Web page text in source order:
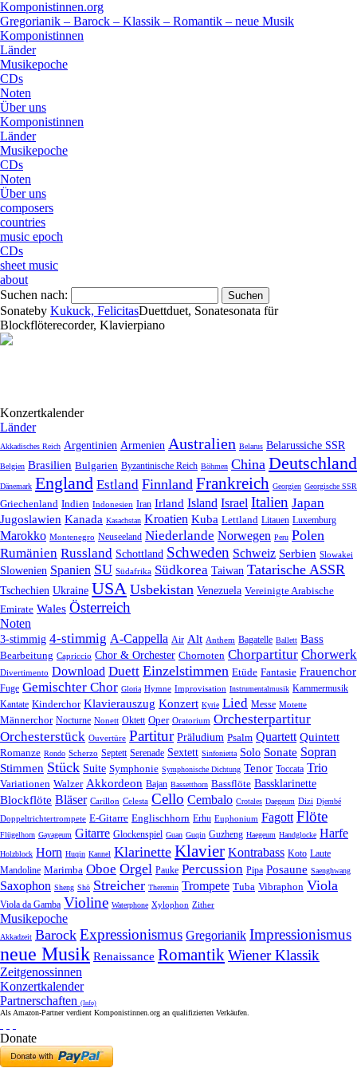
Komponistinnen.org
Gregorianik – Barock – Klassik – Romantik – neue Musik
Komponistinnen
Länder
Musikepoche
CDs
Noten
Über uns
Komponistinnen
Länder
Musikepoche
CDs
Noten
Über uns
composers
countries
music epoch
CDs
sheet music
about
Suchen nach:
Sonateby Kukuck, FelicitasDuettduet, Sonatesonata für
Blockflöterecorder, Klavierpiano
Konzertkalender
Länder
Akkadisches Reich Argentinien Armenien Australien Belarus Belarussiche SSR
Belgien Brasilien Bulgarien Byzantinische Reich Böhmen China Deutschland
Dänemark England Estland Finnland Frankreich Georgien Georgische SSR
Griechenland Indien Indonesien Iran Irland Island Israel Italien Japan
Jugoslawien Kanada Kasachstan Kroatien Kuba Lettland Litauen Luxemburg
Marokko Montenegro Neuseeland Niederlande Norwegen Peru Polen
Rumänien Russland Schottland Schweden Schweiz Serbien Slowakei
Slowenien Spanien SU Südafrika Südkorea Taiwan Tatarische ASSR
Tschechien Ukraine USA Usbekistan Venezuela Vereinigte Arabische
Emirate Wales Österreich
Noten
3-stimmig 4-stimmig A-Cappella Air Alt Anthem Bagatelle Ballett Bass
Bearbeitung Capriccio Chor & Orchester Chornoten Chorpartitur Chorwerk
Divertimento Download Duett Einzelstimmen Etüde Fantasie Frauenchor
Fuge Gemischter Chor Gloria Hymne Improvisation Instrumentalmusik Kammermusik
Kantate Kinderchor Klavierauszug Konzert Kyrie Lied Messe Motette
Männerchor Nocturne Nonett Oktett Oper Oratorium Orchesterpartitur
Orchesterstück Ouvertüre Partitur Präludium Psalm Quartett Quintett
Romanze Rondo Scherzo Septett Serenade Sextett Sinfonietta Solo Sonate Sopran
Stimmen Stück Suite Symphonie Symphonische Dichtung Tenor Toccata Trio
Variationen Walzer Akkordeon Bajan Bassetthorn Bassflöte Bassklarinette
Blockflöte Bläser Carillon Celesta Cello Cembalo Crotales Daegeum Dizi Djembé
Doppeltrichtertrompete E-Gitarre Englischhorn Erhu Euphonium Fagott Flöte
Flügelhorn Gayageum Gitarre Glockenspiel Guan Guqin Guzheng Haegeum Handglocke Harfe
Holzblock Horn Huqin Kannel Klarinette Klavier Kontrabass Koto Laute
Mandoline Marimba Oboe Orgel Pauke Percussion Pipa Posaune Saenghwang
Saxophon Sheng Shō Streicher Theremin Trompete Tuba Vibraphon Viola
Viola da Gamba Violine Waterphone Xylophon Zither
Musikepoche
Akkadzeit Barock Expressionismus Gregorianik Impressionismus
neue Musik Renaissance RomantikWiener Klassik
Zeitgenossinnen
Konzertkalender
Partnerschaften (Info)
Als Amazon-Partner verdient Komponistinnen.org an qualifizierten Verkäufen.
Donate